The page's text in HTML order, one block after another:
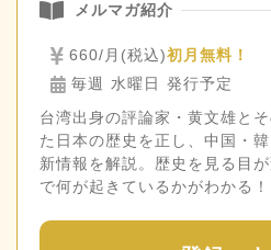
メルマガ紹介
660/月(税込)初月無料！
毎週 水曜日 発行予定
台湾出身の評論家・黄文雄と
た日本の歴史を正し、中国・
新情報を解説。歴史を見る目
で何が起きているかがわかる！